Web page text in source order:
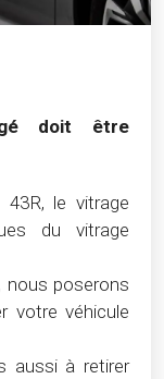
doit être
le vitrage
du vitrage
nous poserons
votre véhicule
aussi à retirer